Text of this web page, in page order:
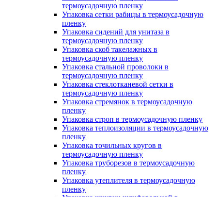
термоусадочную пленку
Упаковка сетки рабицы в термоусадочную
пленку
Упаковка сидений для унитаза в
термоусадочную пленку
Упаковка скоб такелажных в
термоусадочную пленку
Упаковка стальной проволоки в
термоусадочную пленку
Упаковка стеклотканевой сетки в
термоусадочную пленку
Упаковка стремянок в термоусадочную
пленку
Упаковка строп в термоусадочную пленку
Упаковка теплоизоляции в термоусадочную
пленку
Упаковка точильных кругов в
термоусадочную пленку
Упаковка труборезов в термоусадочную
пленку
Упаковка утеплителя в термоусадочную
пленку